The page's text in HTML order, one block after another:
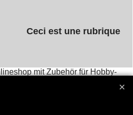
Ceci est une rubrique
mit Zubehör für Hobby-
Tel. +49 40 742 127 80 ( ab 10